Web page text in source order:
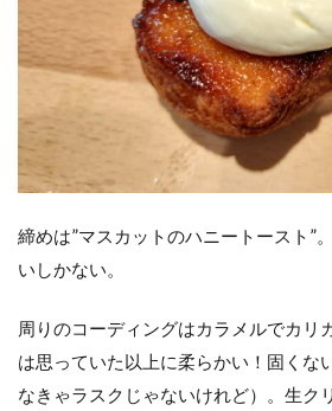
締めは”マスカットのハニートースト”
いしかない。
周りのコーディングはカラメルでカリ
は思っていた以上に柔らかい！固くな
なきゃラスクじゃないけれど）。生ク